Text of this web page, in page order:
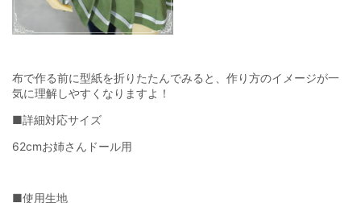
布で作る前に型紙を折りたたんでみると、作り方のイメージが一
気に理解しやすくなりますよ！
■詳細対応サイズ
62cmお姉さんドール用
■使用生地